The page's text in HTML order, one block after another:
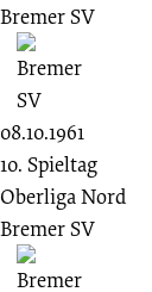
Bremer SV
08.10.1961
10. Spieltag
Oberliga Nord
Bremer SV